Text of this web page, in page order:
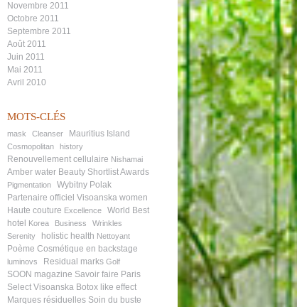
Novembre 2011
Octobre 2011
Septembre 2011
Août 2011
Juin 2011
Mai 2011
Avril 2010
MOTS-CLÉS
mask Cleanser Mauritius Island
Cosmopolitan history
Renouvellement cellulaire Nishamai
Amber water Beauty Shortlist Awards
Pigmentation
Wybitny Polak
Partenaire officiel Visoanska women
Haute couture Excellence
World Best
hotel
Korea Business
Wrinkles
Serenity
holistic health Nettoyant
Poème Cosmétique en backstage
luminovs Residual marks Golf
SOON magazine Savoir faire Paris
Select Visoanska Botox like effect
Marques résiduelles Soin du buste